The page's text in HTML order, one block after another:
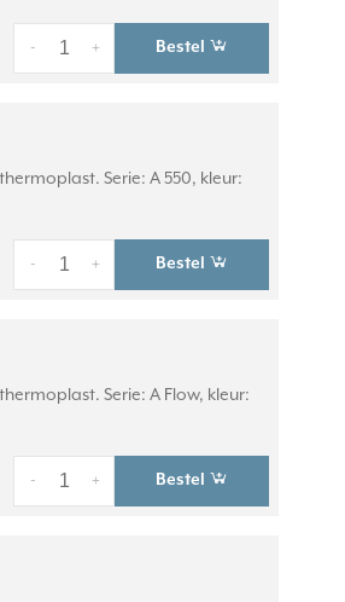
+
- Bestel
Serie: A 550, kleur:
+
- Bestel
Serie: A Flow, kleur:
+
- Bestel